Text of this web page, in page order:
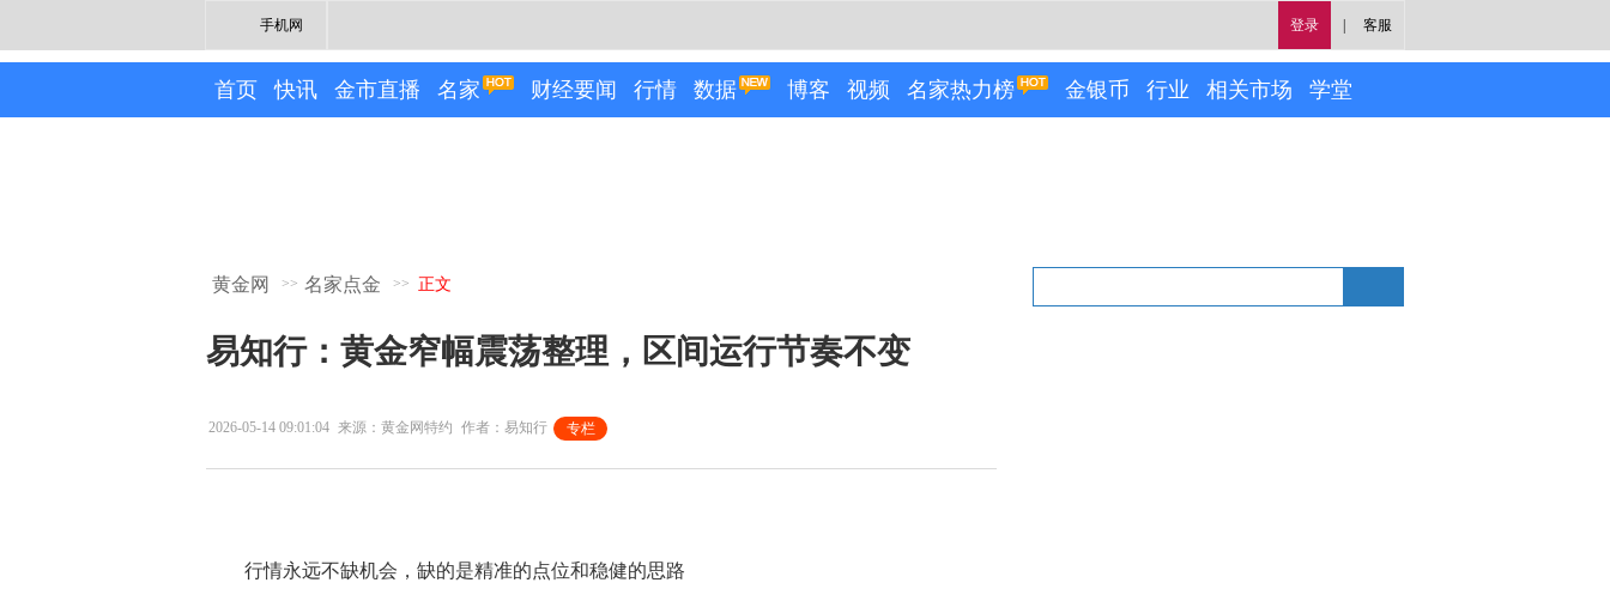
登录 客服
手机网
首页 快讯 金市直播 名家 财经要闻 行情 数据 博客 视频 名家热力榜 金银币 行业 相关市场 学堂
黄金网 >> 名家点金 >> 正文
易知行：黄金窄幅震荡整理，区间运行节奏不变
2026-05-14 09:01:04 来源：黄金网特约 作者：易知行 专栏
专栏
行情永远不缺机会，缺的是精准的点位和稳健的思路